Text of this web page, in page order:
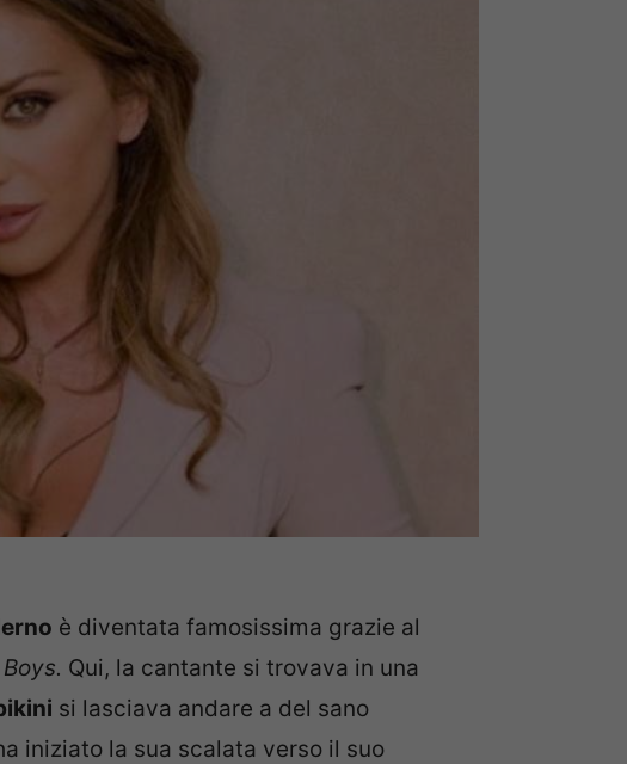
è diventata famosissima grazie al
Qui, la cantante si trovava in una
si lasciava andare a del sano
iniziato la sua scalata verso il suo